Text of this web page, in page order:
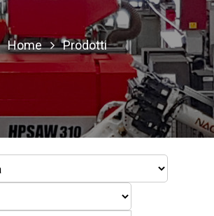
Home Prodotti